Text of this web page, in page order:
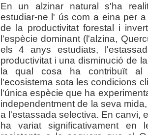
En un alzinar natural s'ha
estudiar-ne l' ús com a eina per
de la productivitat forestal i
l'espècie dominant (l'alzina,
els 4 anys estudiats,
productivitat i una disminució de
la qual cosa ha contribuït al
l'ecosistema sota les condicions
l'única espècie que ha
independentment de la seva
a l'estassada selectiva. En canvi,
ha variat significativament en